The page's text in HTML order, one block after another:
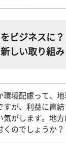
ビジネスに
しい取り組み
環境配慮って、
すが、利益に直
気がします。地
くのでしょうか？